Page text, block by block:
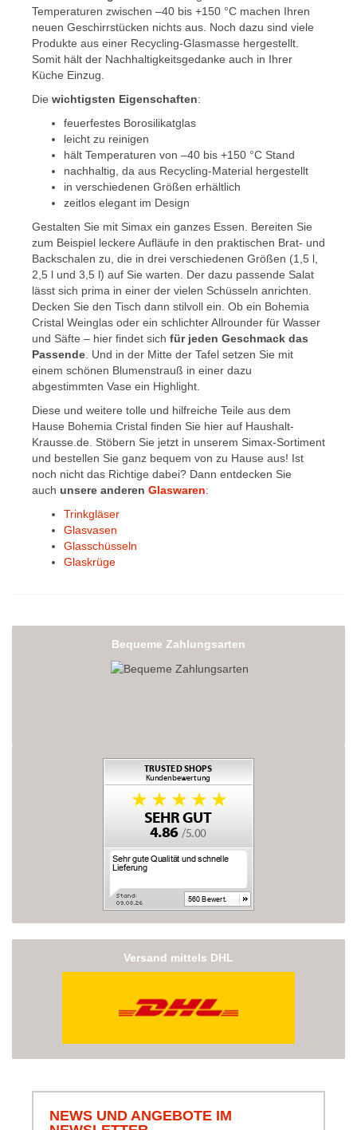
Temperaturen zwischen –40 bis +150 °C machen Ihren
neuen Geschirrstücken nichts aus. Noch dazu sind viele
Produkte aus einer Recycling-Glasmasse hergestellt.
Somit hält der Nachhaltigkeitsgedanke auch in Ihrer
Küche Einzug.
Die wichtigsten Eigenschaften:
feuerfestes Borosilikatglas
leicht zu reinigen
hält Temperaturen von –40 bis +150 °C Stand
nachhaltig, da aus Recycling-Material hergestellt
in verschiedenen Größen erhältlich
zeitlos elegant im Design
Gestalten Sie mit Simax ein ganzes Essen. Bereiten Sie
zum Beispiel leckere Aufläufe in den praktischen Brat- und
Backschalen zu, die in drei verschiedenen Größen (1,5 l,
2,5 l und 3,5 l) auf Sie warten. Der dazu passende Salat
lässt sich prima in einer der vielen Schüsseln anrichten.
Decken Sie den Tisch dann stilvoll ein. Ob ein Bohemia
Cristal Weinglas oder ein schlichter Allrounder für Wasser
und Säfte – hier findet sich für jeden Geschmack das
Passende . Und in der Mitte der Tafel setzen Sie mit
einem schönen Blumenstrauß in einer dazu
abgestimmten Vase ein Highlight.
Diese und weitere tolle und hilfreiche Teile aus dem
Hause Bohemia Cristal finden Sie hier auf Haushalt-
Krausse.de. Stöbern Sie jetzt in unserem Simax-Sortiment
und bestellen Sie ganz bequem von zu Hause aus! Ist
noch nicht das Richtige dabei? Dann entdecken Sie
auch unsere anderen Glaswaren:
Trinkgläser
Glasvasen
Glasschüsseln
Glaskrüge
Bequeme Zahlungsarten
Versand mittels DHL
NEWS UND ANGEBOTE IM